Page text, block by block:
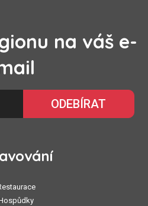
na váš e-
ODEBÍRAT